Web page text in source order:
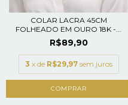
COLAR LACRA 45CM
FOLHEADO EM OURO 18K -...
R$89,90
3 x de R$29,97 sem juros